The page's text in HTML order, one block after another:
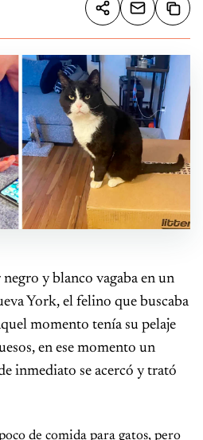
Compartir
y blanco vagaba en un
York, el felino que buscaba
momento tenía su pelaje
en ese momento un
inmediato se acercó y trató
de comida para gatos, pero